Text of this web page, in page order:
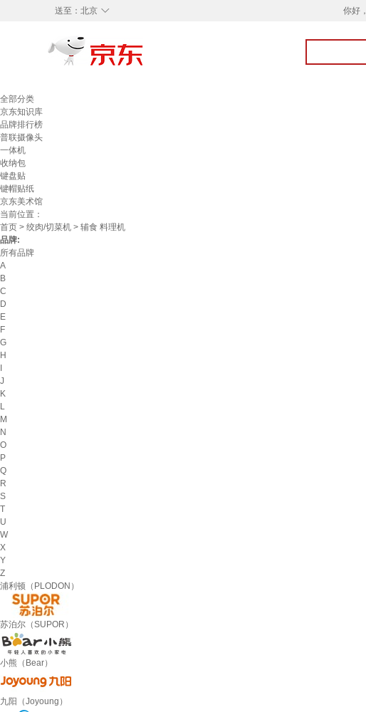
◇
送至： 北京 你好，
全部分类
京东知识库
品牌排行榜
普联摄像头
一体机
收纳包
键盘贴
键帽贴纸
京东美术馆
当前位置：
首页 > 绞肉/切菜机 > 辅食 料理机
品牌:
所有品牌
A
B
C
D
E
F
G
H
J
K
L
M
N
O
P
Q
R
S
T
U
W
X
Y
Z
浦利顿（PLODON）
苏泊尔（SUPOR）
小熊（Bear）
九阳（Joyoung）